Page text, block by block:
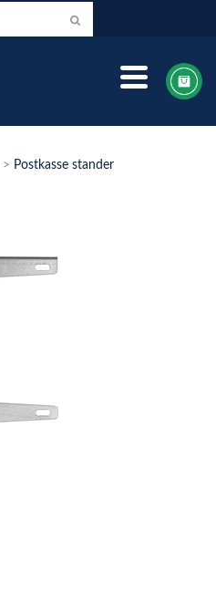
> Postkasse stander